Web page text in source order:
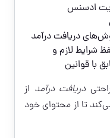
ادسنس
دریافت درآمد
شرایط لازم و
با قوانین
دریافت درآمد از
تا از محتوای خود